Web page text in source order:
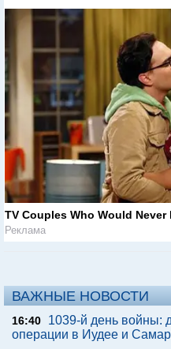
TV Couples Who Would
Реклама
ВАЖНЫЕ НОВОСТИ
16:40
1039-й день войны:
операции в Иудее и